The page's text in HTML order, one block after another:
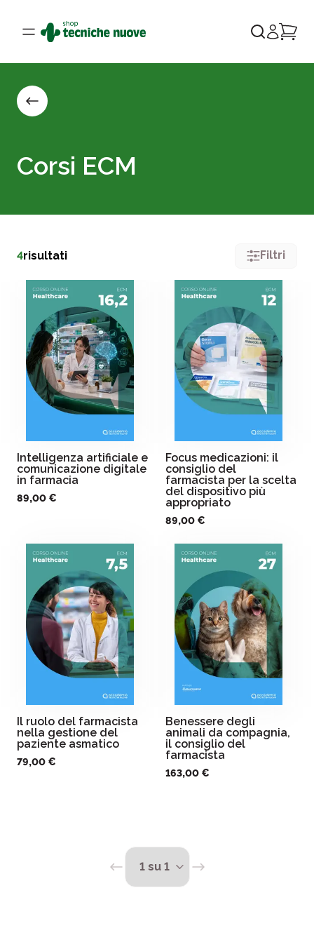
Corsi ECM
4risultati Filtri
Intelligenza artificiale e
comunicazione digitale
in farmacia
89,00 €
Focus medicazioni: il
consiglio del
farmacista per la scelta
del dispositivo più
appropriato
89,00 €
Il ruolo del farmacista
nella gestione del
paziente asmatico
79,00 €
Benessere degli
animali da compagnia,
il consiglio del
farmacista
163,00 €